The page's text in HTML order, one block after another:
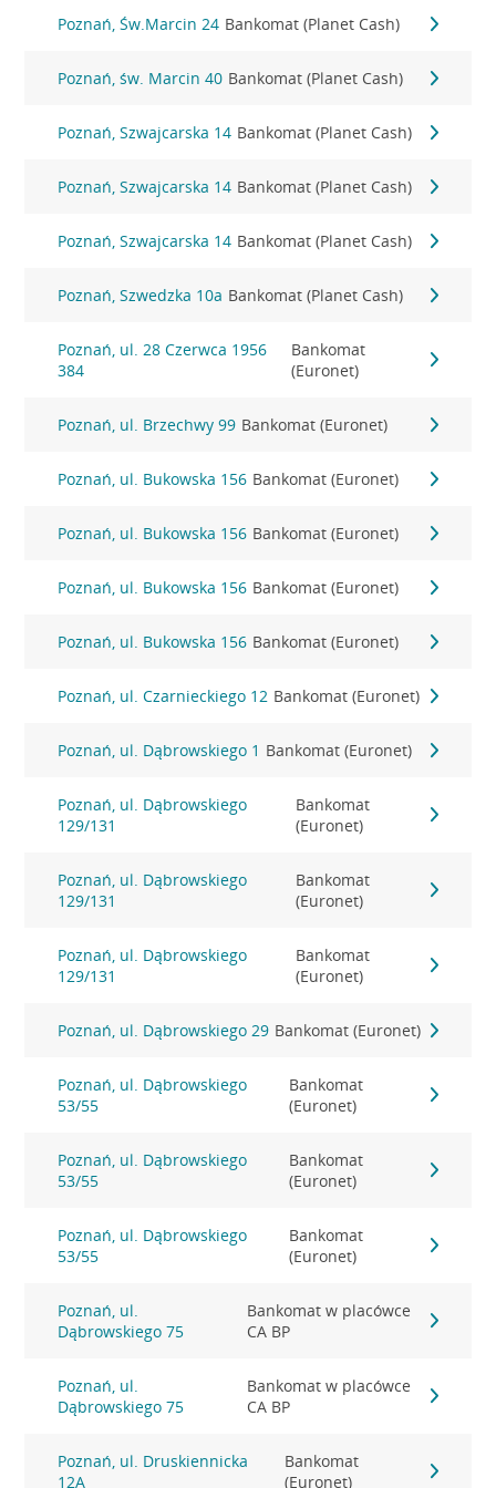
Poznań, Św.Marcin 24 Bankomat (Planet Cash)
Poznań, św. Marcin 40 Bankomat (Planet Cash)
Poznań, Szwajcarska 14 Bankomat (Planet Cash)
Poznań, Szwajcarska 14 Bankomat (Planet Cash)
Poznań, Szwajcarska 14 Bankomat (Planet Cash)
Poznań, Szwedzka 10a Bankomat (Planet Cash)
Poznań, ul. 28 Czerwca 1956
384
Bankomat
(Euronet)
Poznań, ul. Brzechwy 99 Bankomat (Euronet)
Poznań, ul. Bukowska 156 Bankomat (Euronet)
Poznań, ul. Bukowska 156 Bankomat (Euronet)
Poznań, ul. Bukowska 156 Bankomat (Euronet)
Poznań, ul. Bukowska 156 Bankomat (Euronet)
Poznań, ul. Czarnieckiego 12 Bankomat (Euronet)
Poznań, ul. Dąbrowskiego 1 Bankomat (Euronet)
Poznań, ul. Dąbrowskiego
129/131
Bankomat
(Euronet)
Poznań, ul. Dąbrowskiego
129/131
Bankomat
(Euronet)
Poznań, ul. Dąbrowskiego
129/131
Bankomat
(Euronet)
Poznań, ul. Dąbrowskiego 29 Bankomat (Euronet)
Poznań, ul. Dąbrowskiego
53/55
Bankomat
(Euronet)
Poznań, ul. Dąbrowskiego
53/55
Bankomat
(Euronet)
Poznań, ul. Dąbrowskiego
53/55
Bankomat
(Euronet)
Poznań, ul.
Dąbrowskiego 75
Bankomat w placówce
CA BP
Poznań, ul.
Dąbrowskiego 75
Bankomat w placówce
CA BP
Poznań, ul. Druskiennicka
12A
Bankomat
(Euronet)